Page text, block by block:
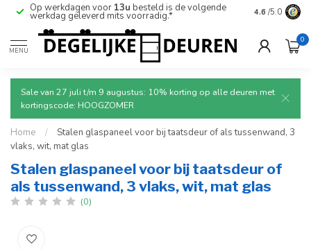
Op werkdagen voor 13u besteld is de volgende
werkdag geleverd mits voorradig.*
Ruim aanbod
deuren.
4.6 /5.0
MENU
0
Sale van 27 juli t/m 9 augustus: 10% korting op alle deuren met
kortingscode: HOOGZOMER
Home /
Stalen glaspaneel voor bij taatsdeur of als tussenwand, 3
vlaks, wit, mat glas
Stalen glaspaneel voor bij taatsdeur of
als tussenwand, 3 vlaks, wit, mat glas
(0)